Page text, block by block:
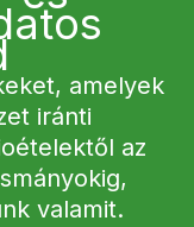
amelyek
iránti
az
valamit.